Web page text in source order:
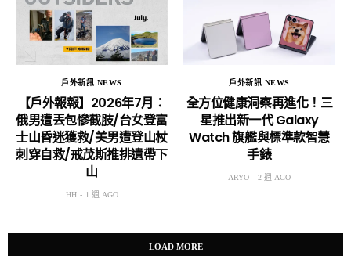
戶外新訊 NEWS
【戶外報報】2026年7月：
俄男遭丟包慘截肢/台女登富
士山昏迷獲救/美男遭登山杖
刺穿自救/戒茂斯推排遺帶下
山
HH 1 週 AGO
戶外新訊 NEWS
全方位健康洞察再進化！三
星推出新一代 Galaxy
Watch 旗艦與標準款智慧
手錶
ARYO 2 週 AGO
LOAD MORE